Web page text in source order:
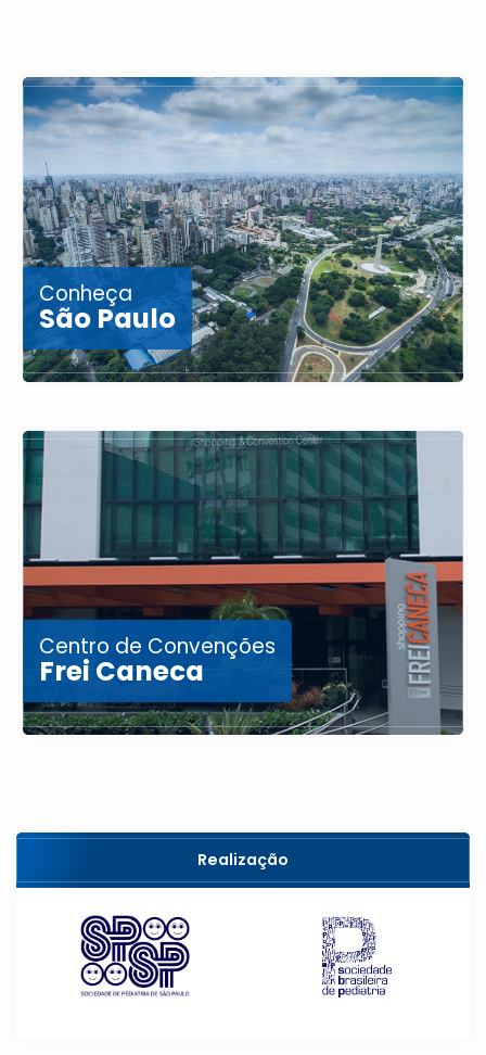
Conheça
São Paulo
Centro de Convenções
Frei Caneca
Realização